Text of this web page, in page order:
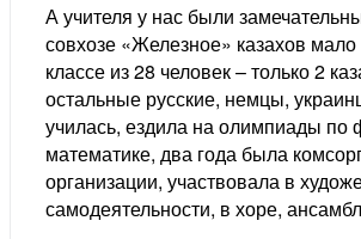
А учителя у нас были
совхозе «Железное» казахов
классе из 28 человек – только 2
остальные русские, немцы,
училась, ездила на олимпиады по
математике, два года была
организации, участвовала в
самодеятельности, в хоре,